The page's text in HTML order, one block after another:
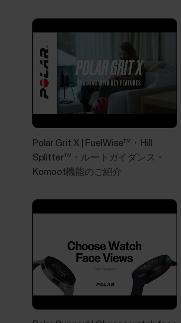
Polar Grit X | FuelWise™・Hill
Splitter™・ルートガイダンス・
Komoot機能のご紹介